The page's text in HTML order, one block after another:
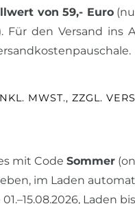
von 59,- Euro
Für den Versand ins
MWST., ZZGL.
mit Code Sommer
im Laden
Laden